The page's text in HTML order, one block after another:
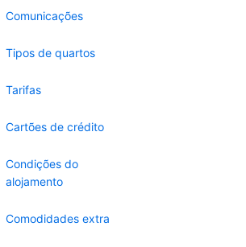
Comunicações
Tipos de quartos
Tarifas
Cartões de crédito
Condições do
alojamento
Comodidades extra